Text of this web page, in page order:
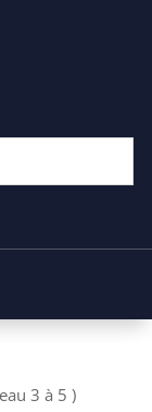
3 à 5 )